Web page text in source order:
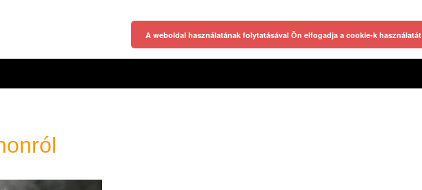
A weboldal használatának folytatásával Ön elfogadja a cookie-k használatát